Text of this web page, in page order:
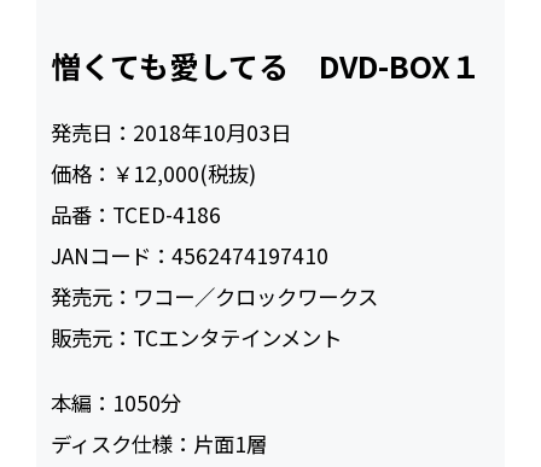
憎くても愛してる DVD-BOX１
発売日： 2018年10月03日
価格： ￥12,000(税抜)
品番： TCED-4186
JANコード：4562474197410
発売元： ワコー／クロックワークス
販売元： TCエンタテインメント
本編： 1050
ディスク仕様： 片面1層